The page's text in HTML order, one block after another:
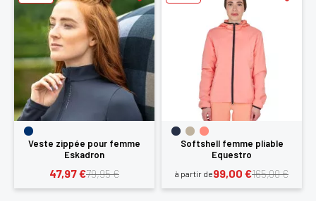
Veste zippée pour femme
Eskadron
79,95 €
47,97 €
Softshell femme pliable
Equestro
à partir de 165,00 €
99,00 €